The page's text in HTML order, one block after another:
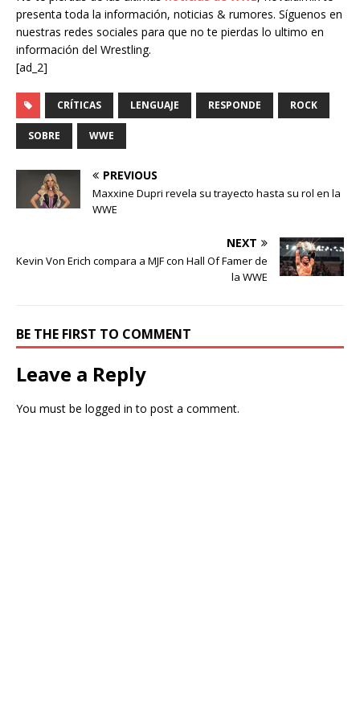
presenta toda la información, noticias & rumores. Síguenos en
nuestras redes sociales para que no te pierdas lo ultimo en
información del Wrestling.
[ad_2]
CRÍTICAS LENGUAJE RESPONDE ROCK
SOBRE WWE
PREVIOUS
Maxxine Dupri revela su trayecto hasta su rol en la
WWE
NEXT
Kevin Von Erich compara a MJF con Hall Of Famer de
la WWE
BE THE FIRST TO COMMENT
Leave a Reply
You must be logged in to post a comment.